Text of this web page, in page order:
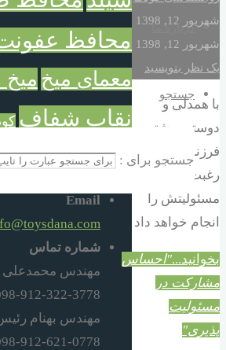
درباره ما
جستجو
جستجو برای :
شهریور 12, 1398
شهریور 12, 1398
یک نظر بنویسید
با همدلی و
دوستی بیشتر
فرزند هم با
رغبت بیشتری
مسئولیتش را
انجام خواهد داد
بخوانید..."احساس
مشارکت در
مسئولیت
پذیری"
محافظ
معمای میخ میخ
نقاب شفاف
گره میخ
Email
شماره تماس
مهندس محمدعلی
912-322-3778
مهندس بهنام
912-621-0778